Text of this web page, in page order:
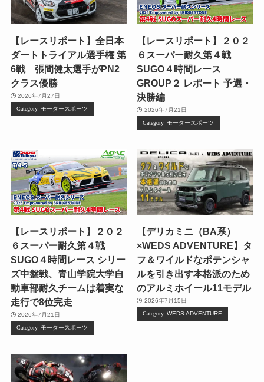
【レースリポート】全日本
ダートトライアル選手権 第
6戦 張間健太選手がPN2
クラス優勝
2026年7月27日
モータースポーツ
【レースリポート】２０２
６スーパー耐久第４戦
SUGO４時間レース
GROUP２ レポート 予選・
決勝編
2026年7月21日
モータースポーツ
【レースリポート】２０２
６スーパー耐久第４戦
SUGO４時間レース シリー
ズ中盤戦、青山学院大学自
動車部耐久チームは着実な
走行で8位完走
2026年7月21日
モータースポーツ
【デリカミニ（BA系）
×WEDS ADVENTURE】タ
フ＆ワイルドなポテンシャ
ルを引き出す本格派のため
のアルミホイール11モデル
2026年7月15日
WEDS ADVENTURE